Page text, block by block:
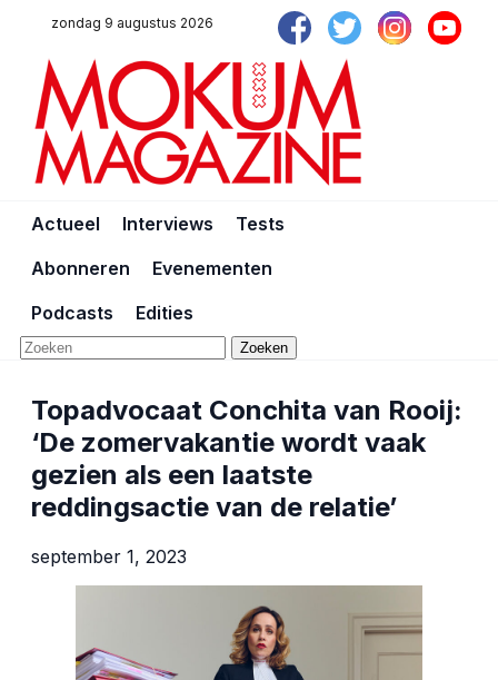
zondag 9 augustus 2026
Actueel Interviews
Tests
Abonneren
Evenementen
Podcasts
Edities
Zoeken
Topadvocaat Conchita van Rooij:
‘De zomervakantie wordt vaak
gezien als een laatste
reddingsactie van de relatie’
september 1, 2023